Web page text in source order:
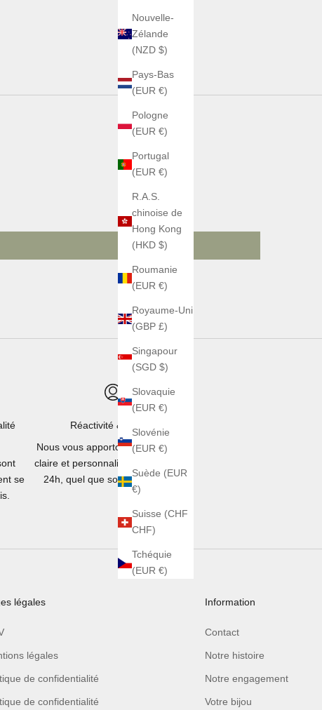
Nouvelle-
Zélande
(NZD $)
Pays-Bas
(EUR €)
Pologne
(EUR €)
Portugal
(EUR €)
R.A.S.
chinoise de
Hong Kong
(HKD $)
Roumanie
(EUR €)
Royaume-Uni
(GBP £)
Singapour
(SGD $)
Slovaquie
(EUR €)
Slovénie
(EUR €)
Suède (EUR
€)
Suisse (CHF
CHF)
Tchéquie
(EUR €)
se
Réactivité & écoute
Nous vous apportons une réponse
claire et personnalisée en moins de
24h, quel que soit votre besoin.
légales
légales
de confidentialité
de confidentialité
Information
Contact
Notre histoire
Notre engagement
Votre bijou